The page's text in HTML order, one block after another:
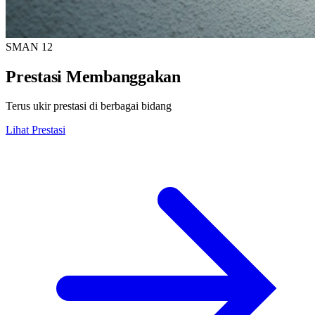
SMAN 12
Prestasi Membanggakan
Terus ukir prestasi di berbagai bidang
Lihat Prestasi